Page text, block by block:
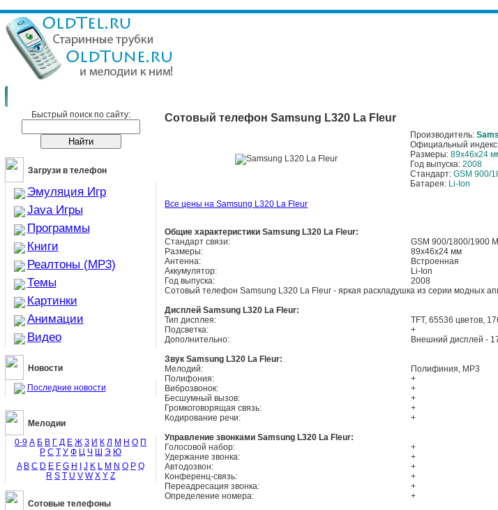
Быстрый поиск по сайту:
Загрузи в телефон
Эмуляция Игр
Java Игры
Программы
Книги
Реалтоны (MP3)
Темы
Картинки
Анимации
Видео
Новости
Последние новости
Мелодии
0-9 А Б В Г Д Е Ж З И К Л М Н О П
Р С Т У Ф Ц Ч Ш Э Ю
A B C D E F G H J K L M N O P Q
R S T U V W X Y Z
Сотовые телефоны
Сотовый телефон Samsung L320 La Fleur
Производитель:
Официальный
Размеры: 89x46x24
Год выпуска: 2008
Стандарт: GSM 900/
Батарея: Li-Ion
Все цены на Samsung L320 La Fleur
Общие характеристики Samsung L320 La Fleur:
Стандарт связи:
GSM 900/1800/1900
Размеры:
89x46x24 мм
Антенна:
Встроенная
Аккумулятор:
Li-Ion
Год выпуска:
2008
Сотовый телефон Samsung L320 La Fleur - яркая раскладушка из серии модных
Дисплей Samsung L320 La Fleur:
Тип дисплея:
TFT, 65536 цветов,
Подсветка:
+
Дополнительно:
Внешний дисплей -
Звук Samsung L320 La Fleur:
Мелодий:
Полифиния, MP3
Полифония:
+
Виброзвонок:
+
Бесшумный вызов:
+
Громкоговорящая связь:
+
Кодирование речи:
+
Управление звонками Samsung L320 La Fleur:
Голосовой набор:
+
Удержание звонка:
+
Автодозвон:
+
Конференц-связь:
+
Переадресация звонка:
+
Определение номера:
+